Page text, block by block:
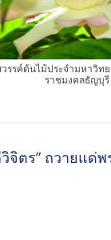
รรค์ต้นไม้ประจำมหาวิท
ราชมงคลธัญบุรี
จิตร” ถวายแด่